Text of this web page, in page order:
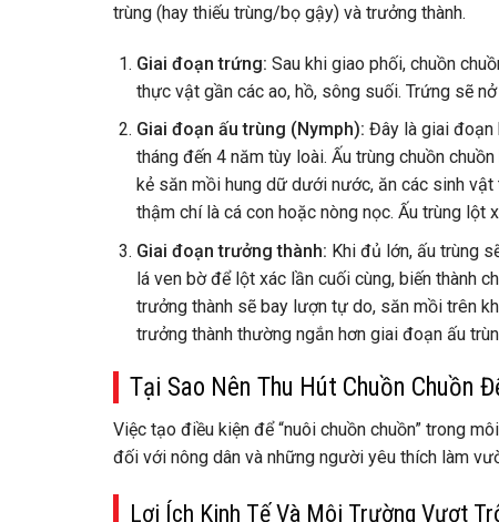
trùng (hay thiếu trùng/bọ gậy) và trưởng thành.
Giai đoạn trứng: Sau khi giao phối, chuồn
thực vật gần các ao, hồ, sông suối. Trứng sẽ
Giai đoạn ấu trùng (Nymph): Đây là giai đoạn
tháng đến 4 năm tùy loài. Ấu trùng chuồn
kẻ săn mồi hung dữ dưới nước, ăn các sinh
thậm chí là cá con hoặc nòng nọc. Ấu trùng lột
Giai đoạn trưởng thành: Khi đủ lớn, ấu trùng
lá ven bờ để lột xác lần cuối cùng, biến thành
trưởng thành sẽ bay lượn tự do, săn mồi trên
trưởng thành thường ngắn hơn giai đoạn ấu
Tại Sao Nên Thu Hút Chuồn Chuồn
Việc tạo điều kiện để “nuôi chuồn chuồn” trong
đối với nông dân và những người yêu thích làm
Lợi Ích Kinh Tế Và Môi Trường Vượt